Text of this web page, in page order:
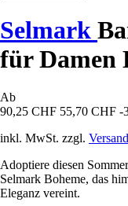
Selmark
für Damen
Ab
90,25 CHF 55,70 CHF -
inkl. MwSt. zzgl.
Adoptiere diesen
Selmark Boheme, das
Eleganz vereint.